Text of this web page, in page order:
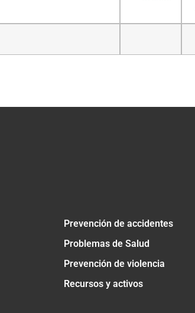
Prevención de accidentes
Problemas de Salud
Prevención de violencia
Recursos y activos